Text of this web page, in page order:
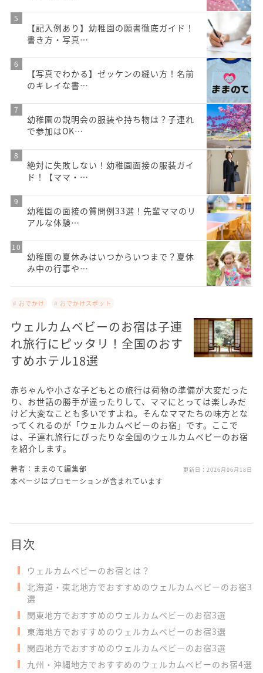
【記入例あり】幼稚園の願書徹底ガイド！
書き方・写真…
【写真でわかる】ゼッケンの縫い方！名前
のキレイな書…
幼稚園の説明会の服装や持ち物は？子連れ
で参加はOK…
絶対に失敗しない！幼稚園面接の服装ガイ
ド！【ママ・…
幼稚園の面接の質問例33選！先輩ママのリ
アルな体験…
幼稚園の夏休みはいつからいつまで？夏休
み中の行事や…
# おでかけ # おでかけスポット
ウェルカムベビーのお宿は子連
れ旅行にピッタリ！全国のおす
すめホテル18選
赤ちゃんや小さな子どもとの旅行は荷物の準備が大変だった
り、お世話の勝手が違ったりして、ママにとっては楽しみだ
けど大変なことも多いですよね。そんなママたちの味方とな
ってくれるのが「ウェルカムベビーのお宿」です。ここで
は、子連れ旅行にぴったりな全国のウェルカムベビーのお宿
を紹介します。
著者：ままのて編集部 更新日： 2026月06月18日
本ページはプロモーションが含まれています
目次
ウェルカムベビーのお宿とは？
北海道・東北地方でおすすめのウェルカムベビーのお宿3
選
関東地方でおすすめのウェルカムベビーのお宿3選
東海地方でおすすめのウェルカムベビーのお宿3選
関西地方でおすすめのウェルカムベビーのお宿3選
九州・沖縄地方でおすすめのウェルカムベビーのお宿4選